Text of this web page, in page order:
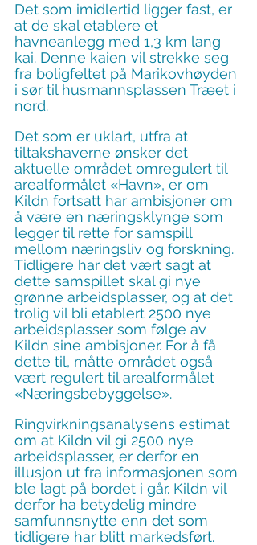
Det som imidlertid ligger fast, er
at de skal etablere et
havneanlegg med 1,3 km lang
kai. Denne kaien vil strekke seg
fra boligfeltet på Marikovhøyden
i sør til husmannsplassen Træet i
nord.
Det som er uklart, utfra at
tiltakshaverne ønsker det
aktuelle området omregulert til
arealformålet «Havn», er om
Kildn fortsatt har ambisjoner om
å være en næringsklynge som
legger til rette for samspill
mellom næringsliv og forskning.
Tidligere har det vært sagt at
dette samspillet skal gi nye
grønne arbeidsplasser, og at det
trolig vil bli etablert 2500 nye
arbeidsplasser som følge av
Kildn sine ambisjoner. For å få
dette til, måtte området også
vært regulert til arealformålet
«Næringsbebyggelse».
Ringvirkningsanalysens estimat
om at Kildn vil gi 2500 nye
arbeidsplasser, er derfor en
illusjon ut fra informasjonen som
ble lagt på bordet i går. Kildn vil
derfor ha betydelig mindre
samfunnsnytte enn det som
tidligere har blitt markedsført.